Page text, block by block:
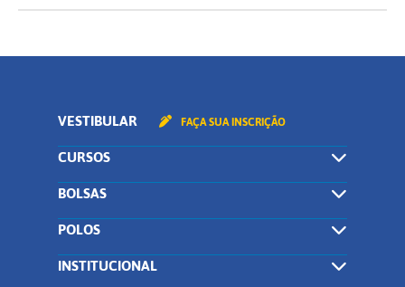
VESTIBULAR FAÇA SUA INSCRIÇÃO
CURSOS
BOLSAS
POLOS
INSTITUCIONAL